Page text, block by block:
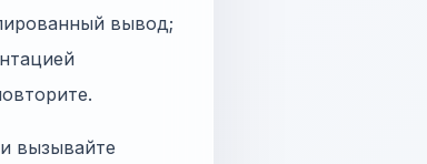
вывод;
вызывайте